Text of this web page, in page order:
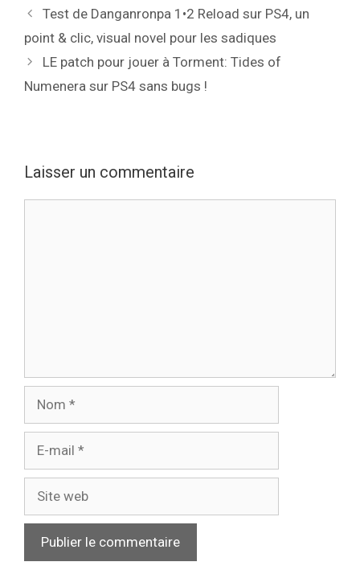
Test de Danganronpa 1•2 Reload sur PS4, un
point & clic, visual novel pour les sadiques
LE patch pour jouer à Torment: Tides of
Numenera sur PS4 sans bugs !
Laisser un commentaire
mail
web